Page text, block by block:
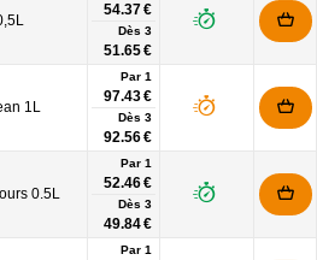
54.37 €
Dès 3
51.65 €
1L
Par 1
97.43 €
Dès 3
92.56 €
0.5L
Par 1
52.46 €
Dès 3
49.84 €
Par 1